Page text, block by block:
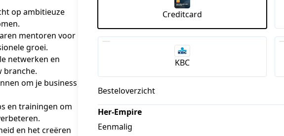
op ambitieuze
mentoren voor
groei.
netwerken en
branche.
om je business
en trainingen om
en het creëren
Creditcard
KBC
Besteloverzicht
Her-Empire
Eenmalig